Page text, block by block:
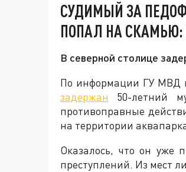
СУДИМЫЙ ЗА
ПОПАЛ НА СКАМЬЮ:
В северной столице
По информации ГУ МВД
задержан 50-летний
противоправные
на территории
Оказалось, что он уже
преступлений. Из мест